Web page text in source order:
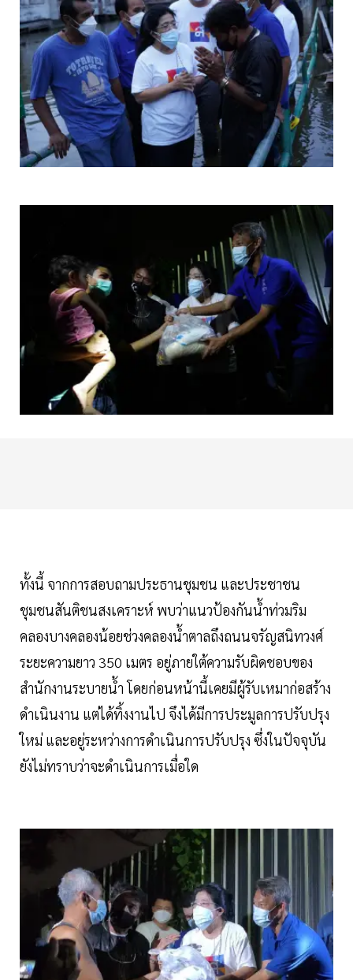
ทั้งนี้ จากการสอบถามประธานชุมชน และประชาชน
ชุมชนสันติชนสงเคราะห์ พบว่าแนวป้องกันน้ำท่วมริม
คลองบางคลองน้อยช่วงคลองน้ำตาลถึงถนนจรัญสนิทวงศ์
ระยะความยาว 350 เมตร อยู่ภายใต้ความรับผิดชอบของ
สำนักงานระบายน้ำ โดยก่อนหน้านี้เคยมีผู้รับเหมาก่อสร้าง
ดำเนินงาน แต่ได้ทิ้งงานไป จึงได้มีการประมูลการปรับปรุง
ใหม่ และอยู่ระหว่างการดำเนินการปรับปรุง ซึ่งในปัจจุบัน
ยังไม่ทราบว่าจะดำเนินการเมื่อใด